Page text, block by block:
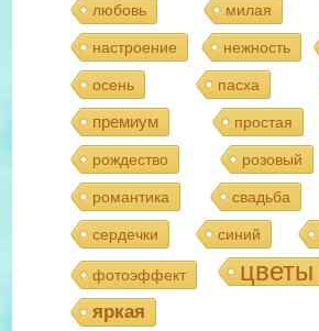
любовь милая
настроение нежность
осень пасха
премиум
простая
рождество розовый
романтика свадьба
сердечки синий
фотоэффект цветы
яркая